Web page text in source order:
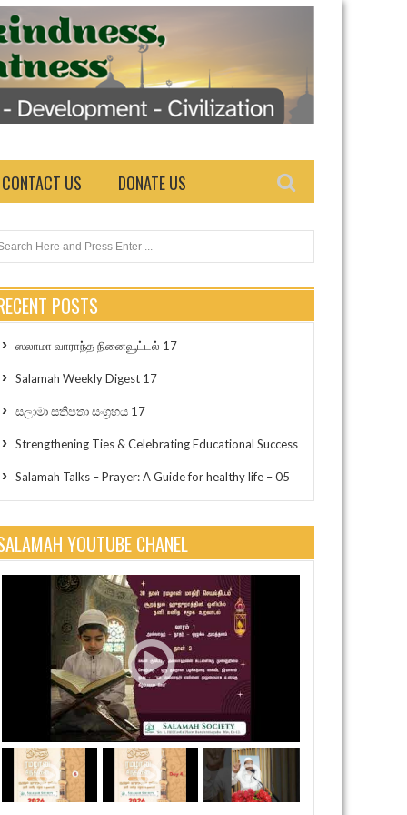
CONTACT US DONATE US
POSTS
ஸலாமா வாராந்த நினைவூட்டல் 17
Salamah Weekly Digest 17
සලාමා සතිපතා සංග්‍රහය 17
Strengthening Ties & Celebrating Educational Success
Salamah Talks – Prayer: A Guide for healthy life – 05
YOUTUBE CHANEL